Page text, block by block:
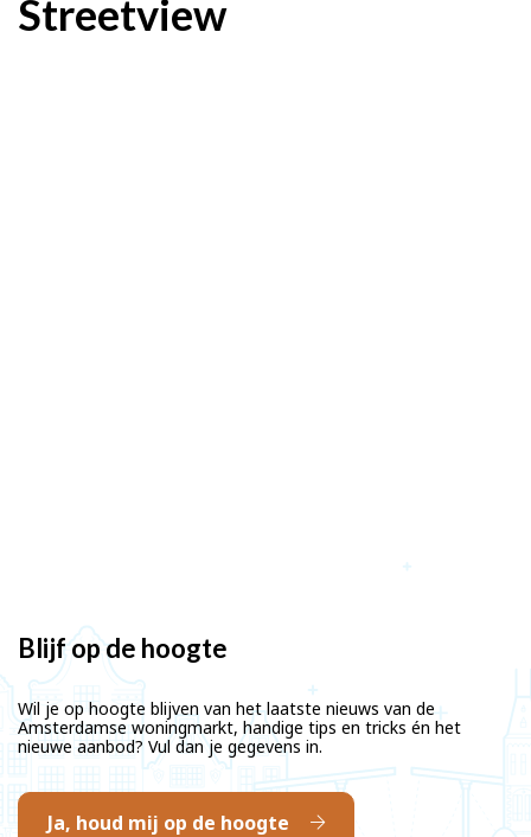
Streetview
Blijf op de hoogte
Wil je op hoogte blijven van het laatste nieuws van de
Amsterdamse woningmarkt, handige tips en tricks én het
nieuwe aanbod? Vul dan je gegevens in.
Ja, houd mij op de hoogte